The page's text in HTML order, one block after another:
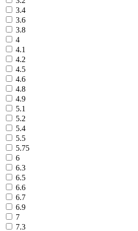
3.4
3.6
3.8
4
4.1
4.2
4.5
4.6
4.8
4.9
5.1
5.2
5.4
5.5
5.75
6
6.3
6.5
6.6
6.7
6.9
7
7.3